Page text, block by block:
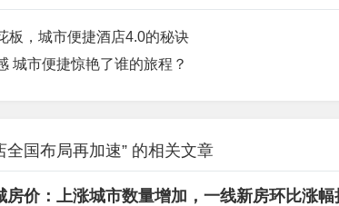
板，城市便捷酒店4.0的秘诀
城市便捷惊艳了谁的旅程？
全国布局再加速” 的相关文章
房价：上涨城市数量增加，一线新房环比涨